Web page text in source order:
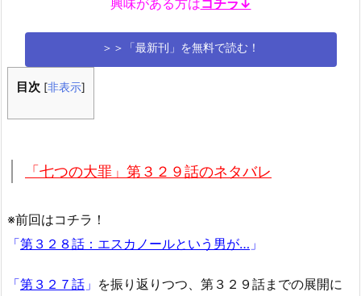
＞＞「最新刊」を無料で読む！
目次 [非表示]
「七つの大罪」第３２９話のネタバレ
※前回はコチラ！
「第３２８話：エスカノールという男が… 」
「第３２７話 」 を振り返りつつ、第３２９話までの展開に